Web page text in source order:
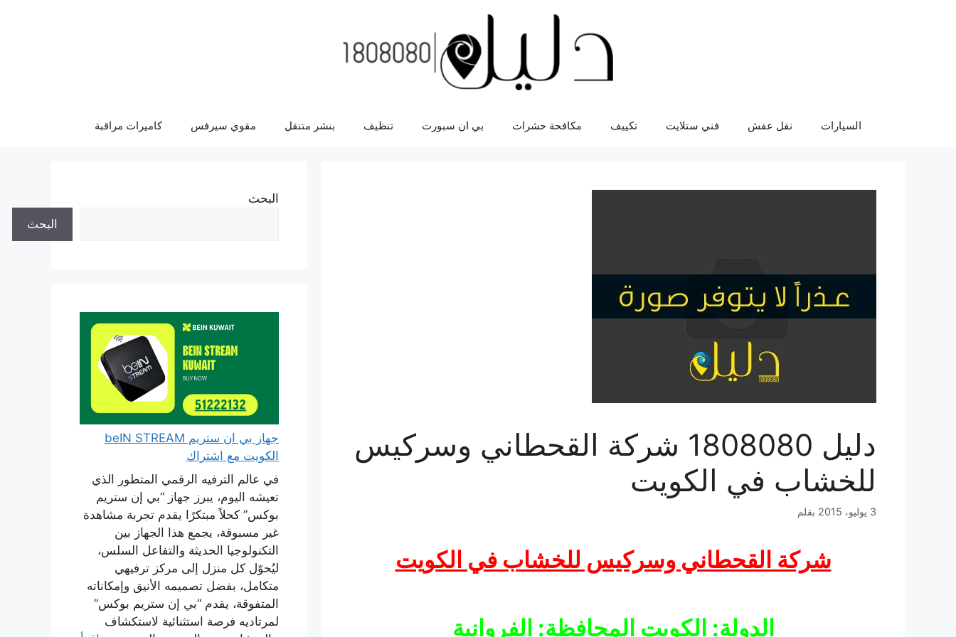
السيارات نقل عفش فني ستلايت تكييف مكافحة حشرات بي ان سبورت تنظيف بنشر متنقل مقوي سيرفس كاميرات مراقبة
دليل 1808080 شركة القحطاني وسركيس
للخشاب في الكويت
3 يوليو، 2015 بقلم
شركة القحطاني وسركيس للخشاب في الكويت
الدولة: الكويت المحافظة: الفروانية
البحث
البحث
جهاز بي ان ستريم beIN STREAM
الكويت مع اشتراك
في عالم الترفيه الرقمي المتطور الذي
تعيشه اليوم، يبرز جهاز “بي إن ستريم
بوكس” كحلاً مبتكرًا يقدم تجربة مشاهدة
غير مسبوقة، يجمع هذا الجهاز بين
التكنولوجيا الحديثة والتفاعل السلس،
ليُحوّل كل منزل إلى مركز ترفيهي
متكامل، بفضل تصميمه الأنيق وإمكاناته
المتفوقة، يقدم “بي إن ستريم بوكس”
لمرتاديه فرصة استثنائية لاستكشاف